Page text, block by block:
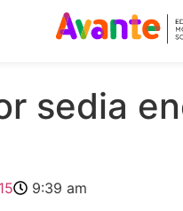
sedia
9:39 am